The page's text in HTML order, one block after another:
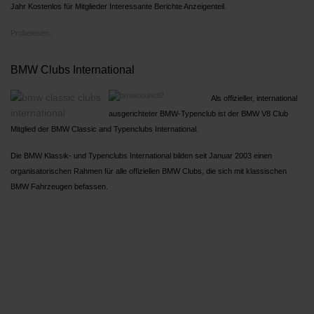
Jahr Kostenlos für Mitglieder Interessante Berichte Anzeigenteil.
BMW Clubs International
Als offizieller, international
ausgerichteter BMW-Typenclub ist der BMW V8 Club
Mitglied der BMW Classic and Typenclubs International.
Die BMW Klassik- und Typenclubs International bilden seit Januar 2003 einen
organisatorischen Rahmen für alle offiziellen BMW Clubs, die sich mit klassischen
BMW Fahrzeugen befassen.